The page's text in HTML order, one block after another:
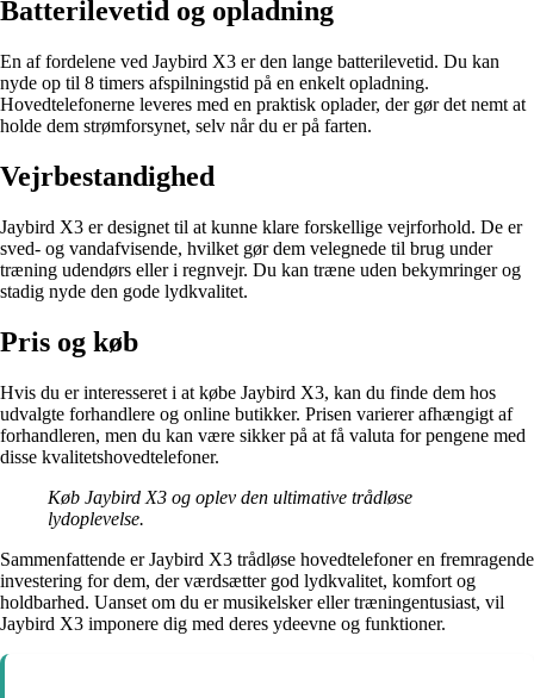
Batterilevetid og opladning
En af fordelene ved Jaybird X3 er den lange batterilevetid. Du kan
nyde op til 8 timers afspilningstid på en enkelt opladning.
Hovedtelefonerne leveres med en praktisk oplader, der gør det nemt at
holde dem strømforsynet, selv når du er på farten.
Vejrbestandighed
Jaybird X3 er designet til at kunne klare forskellige vejrforhold. De er
sved- og vandafvisende, hvilket gør dem velegnede til brug under
træning udendørs eller i regnvejr. Du kan træne uden bekymringer og
stadig nyde den gode lydkvalitet.
Pris og køb
Hvis du er interesseret i at købe Jaybird X3, kan du finde dem hos
udvalgte forhandlere og online butikker. Prisen varierer afhængigt af
forhandleren, men du kan være sikker på at få valuta for pengene med
disse kvalitetshovedtelefoner.
Køb Jaybird X3 og oplev den ultimative trådløse
lydoplevelse.
Sammenfattende er Jaybird X3 trådløse hovedtelefoner en fremragende
investering for dem, der værdsætter god lydkvalitet, komfort og
holdbarhed. Uanset om du er musikelsker eller træningentusiast, vil
Jaybird X3 imponere dig med deres ydeevne og funktioner.